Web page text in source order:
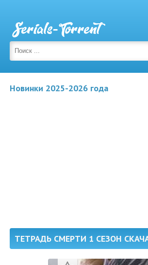
Новинки 2025-2026 года
ТЕТРАДЬ СМЕРТИ 1 СЕЗОН